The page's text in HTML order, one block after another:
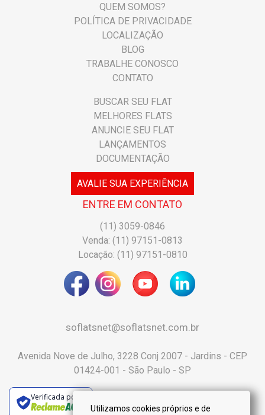
QUEM SOMOS?
POLÍTICA DE PRIVACIDADE
LOCALIZAÇÃO
BLOG
TRABALHE CONOSCO
CONTATO
BUSCAR SEU FLAT
MELHORES FLATS
ANUNCIE SEU FLAT
LANÇAMENTOS
DOCUMENTAÇÃO
AVALIE SUA EXPERIÊNCIA
ENTRE EM CONTATO
(11) 3059-0846
Venda: (11) 97151-0813
Locação: (11) 97151-0810
soflatsnet@soflatsnet.com.br
Avenida Nove de Julho, 3228 Conj 2007 - Jardins - CEP
01424-001 - São Paulo - SP
Verificada por
Utilizamos cookies próprios e de